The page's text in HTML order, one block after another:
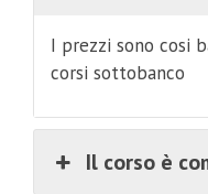
I prezzi sono cosi
corsi sottobanco
Il corso è